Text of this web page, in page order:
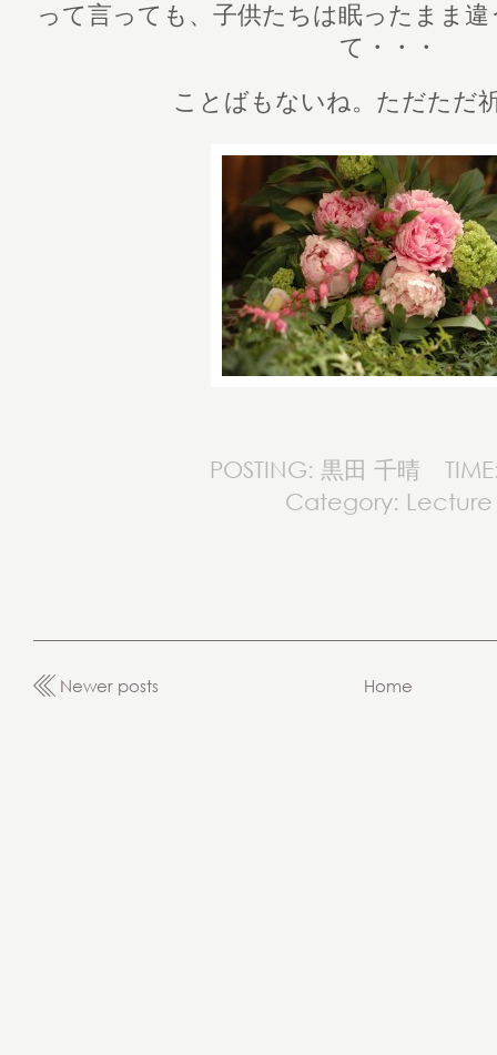
って言っても、子供たちは眠ったまま
て・・・
ことばもないね。ただただ
POSTING: 黒田 千晴
Category: Lecture
Newer posts Home